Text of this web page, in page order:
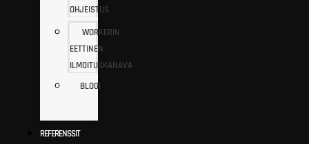
OHJEISTUS
WORKERIN
EETTINEN
ILMOITUSKANAVA
BLOGI
REFERENSSIT